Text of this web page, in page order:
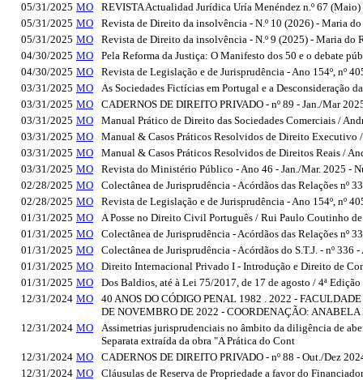
05/31/2025 MO
REVISTA Actualidad Jurídica Uría Menéndez n.º 67
05/31/2025 MO
Revista de Direito da insolvência - N.º 10 (2026) - Maria
05/31/2025 MO
Revista de Direito da insolvência - N.º 9 (2025) - Maria
04/30/2025 MO
Pela Reforma da Justiça: O Manifesto dos 50 e o debate
04/30/2025 MO
Revista de Legislação e de Jurisprudência - Ano 154º, nº
03/31/2025 MO
As Sociedades Fictícias em Portugal e a Desconsideração
03/31/2025 MO
CADERNOS DE DIREITO PRIVADO - nº 89 - Jan./Mar
03/31/2025 MO
Manual Prático de Direito das Sociedades Comerciais /
03/31/2025 MO
Manual & Casos Práticos Resolvidos de Direito
03/31/2025 MO
Manual & Casos Práticos Resolvidos de Direitos Reais /
03/31/2025 MO
Revista do Ministério Público - Ano 46 - Jan./Mar. 2025 -
02/28/2025 MO
Colectânea de Jurisprudência - Acórdãos das Relações
02/28/2025 MO
Revista de Legislação e de Jurisprudência - Ano 154º, nº
01/31/2025 MO
A Posse no Direito Civil Português / Rui Paulo Coutinho
01/31/2025 MO
Colectânea de Jurisprudência - Acórdãos das Relações nº
01/31/2025 MO
Colectânea de Jurisprudência - Acórdãos do S.T.J. - nº
01/31/2025 MO
Direito Internacional Privado I - Introdução e Direito de
01/31/2025 MO
Dos Baldios, até à Lei 75/2017, de 17 de agosto / 4ª
12/31/2024 MO
40 ANOS DO CÓDIGO PENAL 1982 . 2022 -
DE NOVEMBRO DE 2022 - COORDENAÇÃO: ANABELA
12/31/2024 MO
Assimetrias jurisprudenciais no âmbito da diligência de
Separata extraída da obra "A Prática do Cont
12/31/2024 MO
CADERNOS DE DIREITO PRIVADO - nº 88 - Out./Dez
12/31/2024 MO
Cláusulas de Reserva de Propriedade a favor do